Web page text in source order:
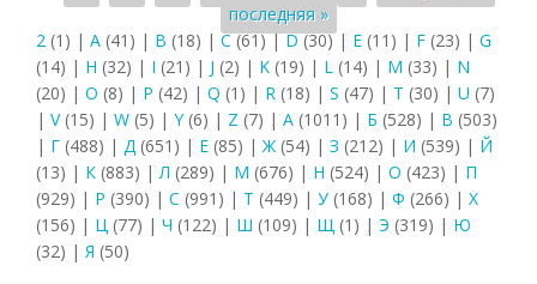
последняя »
2 (1) | A (41) | B (18) | C(61)|D(30) | E (11) | F (23) | G
(14) | H (32) | I (21) | J (2) | K (19) | L (14) | M (33) | N
(20) | O (8) | P (42) | Q (1) | R (18) | S (47) | T (30) | U (7)
| V(15) | W (5) | Y(6) | Z (7) | А (1011) | Б (528) | В (503)
| Г (488) | Д (651) | Е (85) | Ж (54) | З (212) | И (539) | Й
(13) | К (883) | Л (289) | М (676) | Н (524) | О (423) | П
(929) | Р (390) | С (991) | Т (449) | У (168) | Ф (266) | Х
(156) | Ц (77) | Ч (122) | Ш (109) | Щ (1) | Э (319) | Ю
(32) | Я (50)